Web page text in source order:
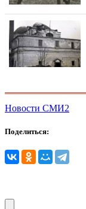
Новости СМИ2
Поделиться: